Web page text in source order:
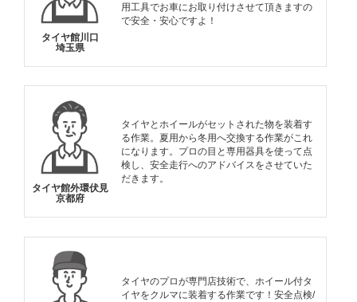
タイヤ館川口
埼玉県
用工具でお車にお取り付けさせて頂きますの
で安全・安心ですよ！
タイヤ館外環伏見
京都府
タイヤとホイールがセットされた物を装着す
る作業。夏用から冬用へ交換する作業がこれ
になります。プロの目と専用器具を使って点
検し、安全走行へのアドバイスをさせていた
だきます。
タイヤのプロが専門店技術で、ホイール付タ
イヤをクルマに装着する作業です！安全点検/